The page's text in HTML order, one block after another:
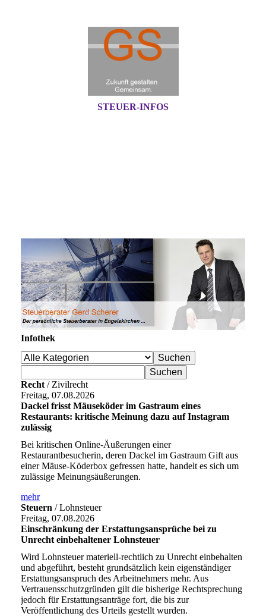
STEUER-INFOS
Infothek
Recht / Zivilrecht
Freitag, 07.08.2026
Dackel frisst Mäuseköder im Gastraum eines
Restaurants: kritische Meinung dazu auf Instagram
zulässig
Bei kritischen Online-Äußerungen einer
Restaurantbesucherin, deren Dackel im Gastraum Gift aus
einer Mäuse-Köderbox gefressen hatte, handelt es sich um
zulässige Meinungsäußerungen.
mehr
Steuern / Lohnsteuer
Freitag, 07.08.2026
Einschränkung der Erstattungsansprüche bei zu
Unrecht einbehaltener Lohnsteuer
Wird Lohnsteuer materiell-rechtlich zu Unrecht einbehalten
und abgeführt, besteht grundsätzlich kein eigenständiger
Erstattungsanspruch des Arbeitnehmers mehr. Aus
Vertrauensschutzgründen gilt die bisherige Rechtsprechung
jedoch für Erstattungsanträge fort, die bis zur
Veröffentlichung des Urteils gestellt wurden.